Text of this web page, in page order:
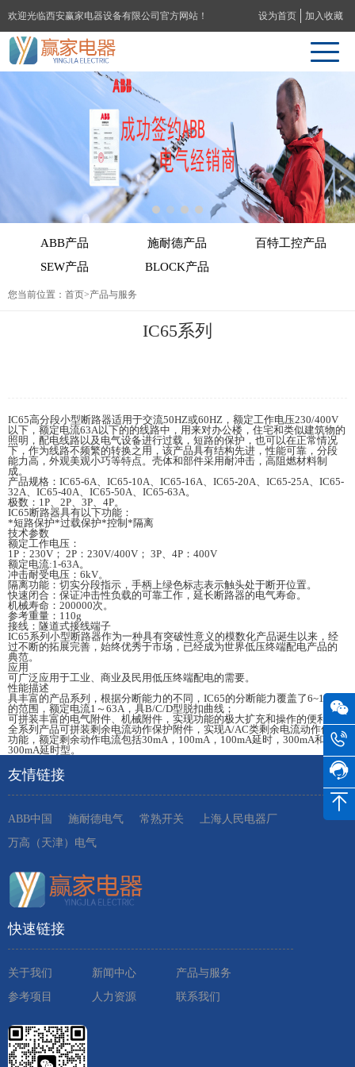
欢迎光临西安赢家电器设备有限公司官方网站！ 设为首页 加入收藏
ABB产品 施耐德产品
百特工控产品
SEW产品
BLOCK产品
您当前位置： 首页>产品与服务
IC65系列
IC65高分段小型断路器适用于交流50HZ或60HZ，额定工作电压230/400V
以下，额定电流63A以下的的线路中，用来对办公楼，住宅和类似建筑物的
照明，配电线路以及电气设备进行过载，短路的保护，也可以在正常情况
下，作为线路不频繁的转换之用，该产品具有结构先进，性能可靠，分段
能力高，外观美观小巧等特点。壳体和部件采用耐冲击，高阻燃材料制
成。
产品规格：IC65-6A、IC65-10A、IC65-16A、IC65-20A、IC65-25A、IC65-
32A、IC65-40A、IC65-50A、IC65-63A。
极数：1P、2P、3P、4P。
IC65断路器具有以下功能：
*短路保护*过载保护*控制*隔离
技术参数
额定工作电压：
1P：230V； 2P：230V/400V； 3P、4P：400V
额定电流:1-63A。
冲击耐受电压：6kV。
隔离功能：切实分段指示，手柄上绿色标志表示触头处于断开位置。
快速闭合：保证冲击性负载的可靠工作，延长断路器的电气寿命。
机械寿命：200000次。
参考重量：110g
接线：隧道式接线端子
IC65系列小型断路器作为一种具有突破性意义的模数化产品诞生以来，经
过不断的拓展完善，始终优秀于市场，已经成为世界低压终端配电产品的
典范。
应用
可广泛应用于工业、商业及民用低压终端配电的需要。
性能描述
具丰富的产品系列，根据分断能力的不同，IC65的分断能力覆盖了6~15KA
的范围，额定电流1～63A，具B/C/D型脱扣曲线；
可拼装丰富的电气附件、机械附件，实现功能的极大扩充和操作的便利；
全系列产品可拼装剩余电流动作保护附件，实现A/AC类剩余电流动作保护
功能，额定剩余动作电流包括30mA，100mA，100mA延时，300mA和
300mA延时型。
友情链接
ABB中国 施耐德电气 常熟开关
上海人民电器厂
万高（天津）电气
快速链接
关于我们 新闻中心
产品与服务
参考项目
人力资源 联系我们